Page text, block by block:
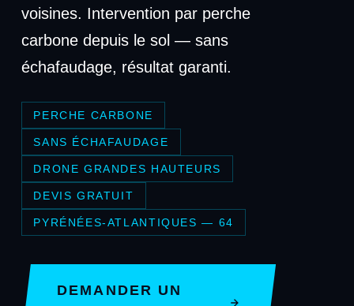
voisines. Intervention par perche
carbone depuis le sol — sans
échafaudage, résultat garanti.
PERCHE CARBONE
SANS ÉCHAFAUDAGE
DRONE GRANDES HAUTEURS
DEVIS GRATUIT
PYRÉNÉES-ATLANTIQUES — 64
DEMANDER UN